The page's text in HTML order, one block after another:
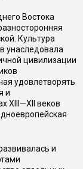
Востока
Культура
унаследовала
цивилизации
удовлетворять
и
XIII—XII веков
и